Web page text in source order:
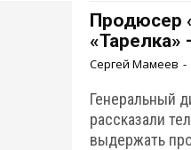
Продюсер
Сергей Мамеев -
Генеральный
рассказали
выдержать